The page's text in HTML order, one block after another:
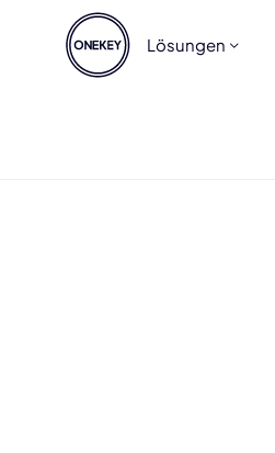
Lösungen